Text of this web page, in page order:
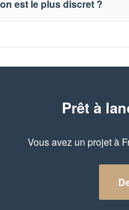
est le plus discret ?
Prêt à
Vous avez un projet à